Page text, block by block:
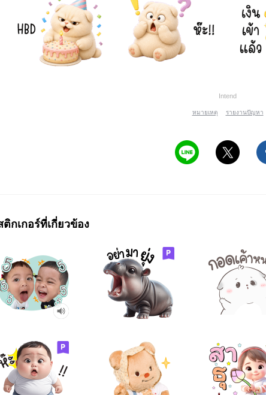
Intend
หมายเหตุ รายงานปัญหา
ติกเกอร์ที่เกี่ยวข้อง